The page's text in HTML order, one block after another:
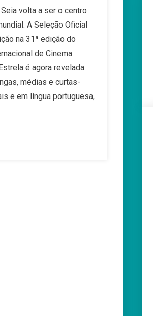
volta a ser o centro
A Seleção Oficial
na 31ª edição do
de Cinema
é agora revelada.
médias e curtas-
e em língua portuguesa,